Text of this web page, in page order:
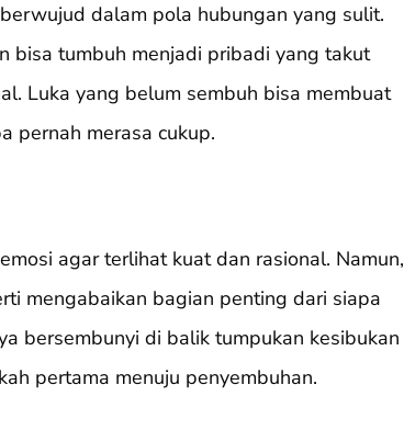
dalam pola hubungan yang sulit.
bisa tumbuh menjadi pribadi yang takut
Luka yang belum sembuh bisa membuat
pernah merasa cukup.
agar terlihat kuat dan rasional. Namun,
mengabaikan bagian penting dari siapa
bersembunyi di balik tumpukan kesibukan
pertama menuju penyembuhan.